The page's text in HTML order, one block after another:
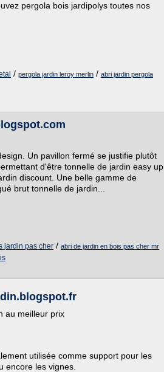
pergola bois jardipolys toutes nos
/ pergola jardin leroy merlin / abri jardin pergola
Un pavillon fermé se justifie plutôt
d'être tonnelle de jardin easy up
discount. Une belle gamme de
brut tonnelle de jardin...
jardin pas cher / abri de jardin en bois pas cher mr
au meilleur prix
utilisée comme support pour les
encore les vignes.